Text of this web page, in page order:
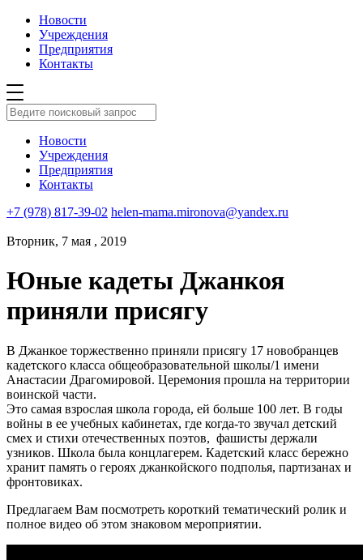
Новости
Учреждения
Предприятия
Контакты
Новости
Учреждения
Предприятия
Контакты
+7 (978) 817-39-02 helen-mama.mironova@yandex.ru
Вторник, 7 мая , 2019
Юные кадеты Джанкоя
приняли присягу
В Джанкое торжественно приняли присягу 17 новобранцев
кадетского класса общеобразовательной школы/1 имени
Анастасии Драгомировой. Церемония прошла на территории
воинской части.
Это самая взрослая школа города, ей больше 100 лет. В годы
войны в ее учебных кабинетах, где когда-то звучал детский
смех и стихи отечественных поэтов, фашисты держали
узников. Школа была концлагерем. Кадетский класс бережно
хранит память о героях джанкойского подполья, партизанах и
фронтовиках.
Предлагаем Вам посмотреть короткий тематический ролик и
полное видео об этом знаковом мероприятии.